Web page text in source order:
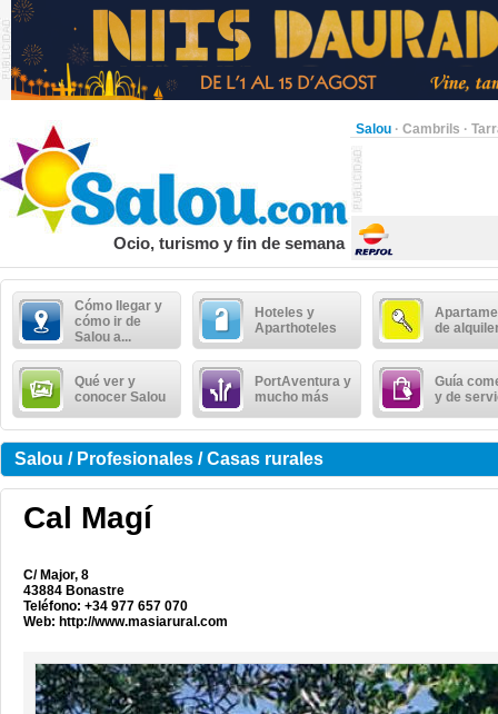
Salou · Cambrils ·
Ocio, turismo y fin de semana
Cómo llegar y
cómo ir de
Salou a...
Hoteles y
Aparthoteles
de
Qué ver y
conocer Salou
PortAventura y
mucho más
Guía
y de
Salou / Profesionales / Casas rurales
Cal Magí
C/ Major, 8
43884 Bonastre
Teléfono: +34 977 657 070
Web: http://www.masiarural.com